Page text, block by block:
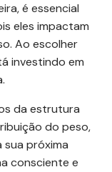
é essencial
eles impactam
Ao escolher
investindo em
da estrutura
do peso,
próxima
consciente e